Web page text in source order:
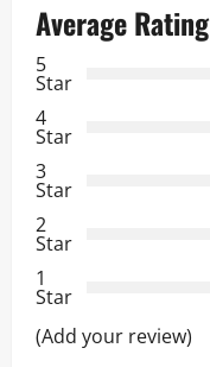
a
c
i
ó
n
d
e
Average Rating
5
Star
4
Star
3
Star
2
Star
1
Star
(Add your review)